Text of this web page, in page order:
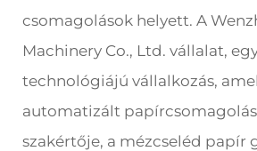
csomagolások helyett. A
Machinery Co., Ltd. vállalat,
technológiájú vállalkozás,
automatizált
szakértője, a mézcseléd papír